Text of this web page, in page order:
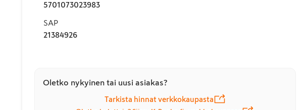
5701073023983
SAP
21384926
Oletko nykyinen tai uusi asiakas?
Tarkista hinnat verkkokaupasta